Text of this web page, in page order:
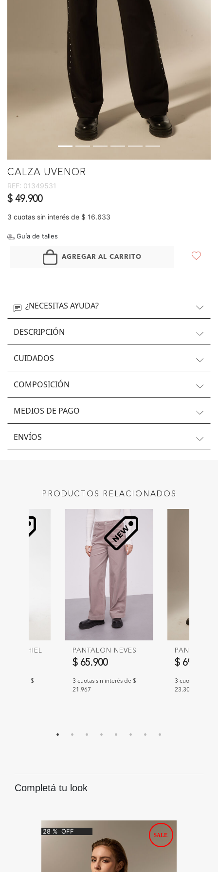
CALZA UVENOR
REF: 01349531
$ 49.900
3 cuotas sin interés de $ 16.633
Guía de talles
AGREGAR AL CARRITO
¿NECESITAS AYUDA?
DESCRIPCIÓN
CUIDADOS
COMPOSICIÓN
MEDIOS DE PAGO
ENVÍOS
PRODUCTOS RELACIONADOS
SACHIEL
interés de $
PANTALON NEVES
$ 65.900
3 cuotas sin interés de $
21.967
PANTALON
$ 69.900
3 cuotas sin
23.300
Completá tu look
28 % OFF